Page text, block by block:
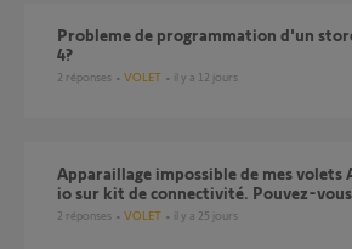
probleme de programmation d'un store banne avec telis
4?
2 réponses VOLET il y a 12 jours
Apparaillage impossible de mes volets Amy 1 sun protect
io sur kit de connectivité. Pouvez-
2 réponses VOLET il y a 25 jours